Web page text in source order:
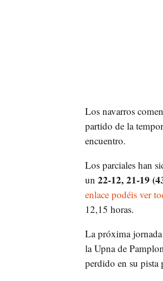
Los navarros
partido de la
encuentro.
Los parciales han
un 22-12, 21-19
enlace podéis ver
12,15 horas.
La próxima
la Upna de
perdido en su pista